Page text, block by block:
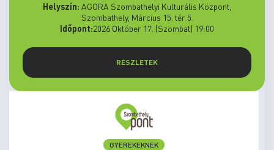
Helyszín: AGORA Szombathelyi Kulturális Központ,
Szombathely, Március 15. tér 5.
Időpont:2026 Október 17. (Szombat) 19:00
RÉSZLETEK
GYEREKEKNEK